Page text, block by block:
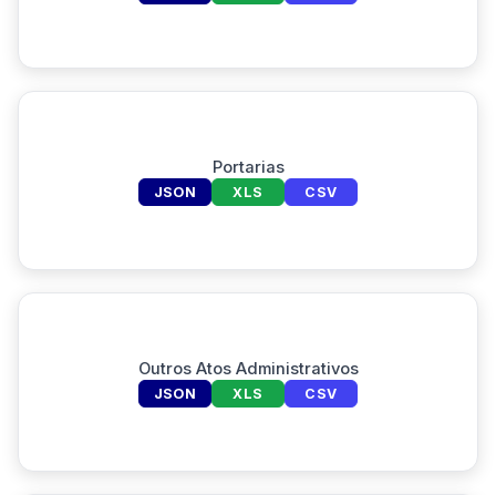
Portarias
JSON XLS CSV
Outros Atos Administrativos
JSON XLS CSV